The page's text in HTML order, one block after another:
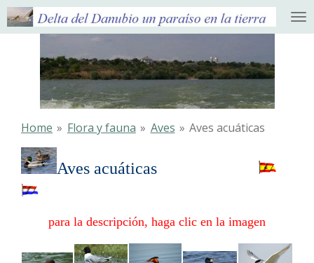
Ga
direct
hoofdinhoud
Home » Flora y fauna » Aves » Aves acuáticas
Aves acuáticas
para la descripción, haga clic en la imagen